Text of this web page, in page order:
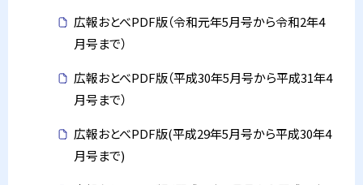
広報おとべPDF版（令和元年5月号から令和2年4
月号まで）
広報おとべPDF版（平成30年5月号から平成31年4
月号まで）
広報おとべPDF版(平成29年5月号から平成30年4
月号まで)